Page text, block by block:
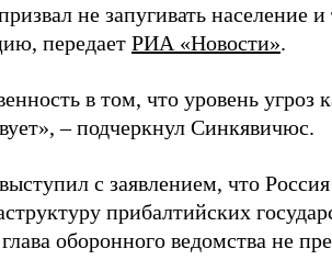
не запугивать население
передает РИА «Новости».
в том, что уровень угроз
– подчеркнул Синкявичюс.
с заявлением, что
прибалтийских
оборонного ведомства не